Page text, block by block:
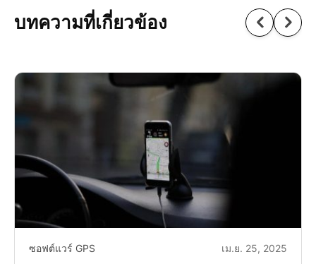
บทความที่เกี่ยวข้อง
ซอฟต์แวร์ GPS เม.ย. 25, 2025